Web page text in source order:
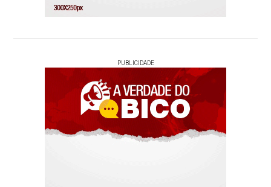
PUBLICIDADE